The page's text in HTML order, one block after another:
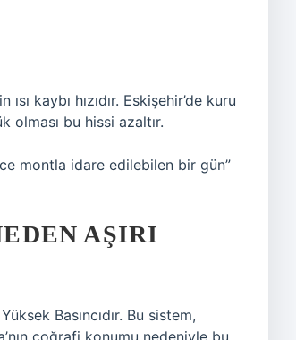
kaybı hızıdır. Eskişehir’de kuru
olması bu hissi azaltır.
montla idare edilebilen bir gün”
AŞIRI
Basıncıdır. Bu sistem,
coğrafi konumu nedeniyle bu